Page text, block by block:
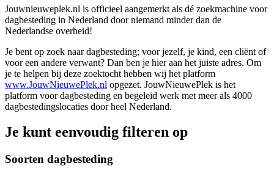
Jouwnieuweplek.nl is officieel aangemerkt als dé zoekmachine voor
dagbesteding in Nederland door niemand minder dan de
Nederlandse overheid!
Je bent op zoek naar dagbesteding; voor jezelf, je kind, een cliënt of
voor een andere verwant? Dan ben je hier aan het juiste adres. Om
je te helpen bij deze zoektocht hebben wij het platform
www.JouwNieuwePlek.nl opgezet. JouwNieuwePlek is het
platform voor dagbesteding en begeleid werk met meer als 4000
dagbestedingslocaties door heel Nederland.
Je kunt eenvoudig filteren op
Soorten dagbesteding